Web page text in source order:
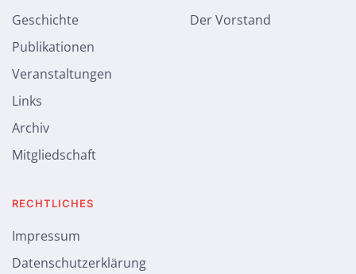
Geschichte
Publikationen
Veranstaltungen
Links
Archiv
Mitgliedschaft
Der Vorstand
RECHTLICHES
Impressum
Datenschutzerklärung